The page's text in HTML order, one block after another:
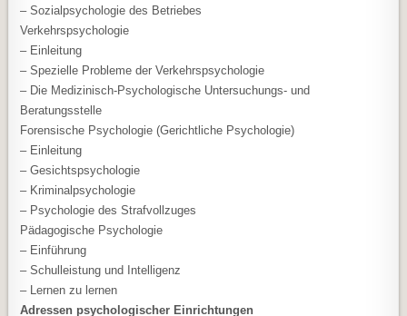
– Sozialpsychologie des Betriebes
Verkehrspsychologie
– Einleitung
– Spezielle Probleme der Verkehrspsychologie
– Die Medizinisch-Psychologische Untersuchungs- und
Beratungsstelle
Forensische Psychologie (Gerichtliche Psychologie)
– Einleitung
– Gesichtspsychologie
– Kriminalpsychologie
– Psychologie des Strafvollzuges
Pädagogische Psychologie
– Einführung
– Schulleistung und Intelligenz
– Lernen zu lernen
Adressen psychologischer Einrichtungen